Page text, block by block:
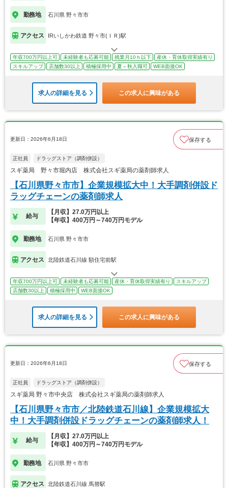
勤務地 石川県 野々市市
アクセス IRいしかわ鉄道 野々市(ＩＲ)駅
年収700万円以上可 未経験者も応募可能 残業月10ｈ以下
産休・育休取得実績有り
スキルアップ
店舗数30以上 積極採用中 夏～秋入職可 WEB面接OK
求人の詳細を見る この求人に興味がある
更新日：2026年6月18日 保存する
正社員 ドラッグストア（調剤併設）
スギ薬局 野々市堀内店 株式会社スギ薬局の薬剤師求人
【石川県野々市市】企業規模拡大中！大手調剤併設ド
ラッグチェーンの薬剤師求人
給与
【月収】27.0万円以上
【年収】400万円～740万円モデル
勤務地 石川県 野々市市
アクセス 北陸鉄道石川線 額住宅前駅
年収700万円以上可 未経験者も応募可能 産休・育休取得実績有り
スキルアップ
店舗数30以上
積極採用中 WEB面接OK
求人の詳細を見る この求人に興味がある
更新日：2026年6月18日 保存する
正社員 ドラッグストア（調剤併設）
スギ薬局 野々市中央店 株式会社スギ薬局の薬剤師求人
【石川県野々市市／北陸鉄道石川線】企業規模拡大
中！大手調剤併設ドラッグチェーンの薬剤師求人！
給与
【月収】27.0万円以上
【年収】400万円～740万円モデル
勤務地 石川県 野々市市
アクセス 北陸鉄道石川線 馬替駅